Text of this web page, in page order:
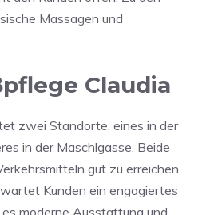
Massagen und
Claudia
zwei Standorte, eines in der
in der Maschlgasse. Beide
gut zu erreichen.
Kunden ein engagiertes
moderne Ausstattung und